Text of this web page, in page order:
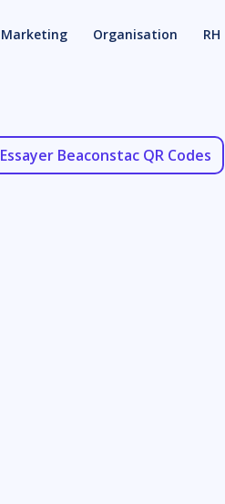
Marketing Organisation RH
Essayer Beaconstac QR Codes